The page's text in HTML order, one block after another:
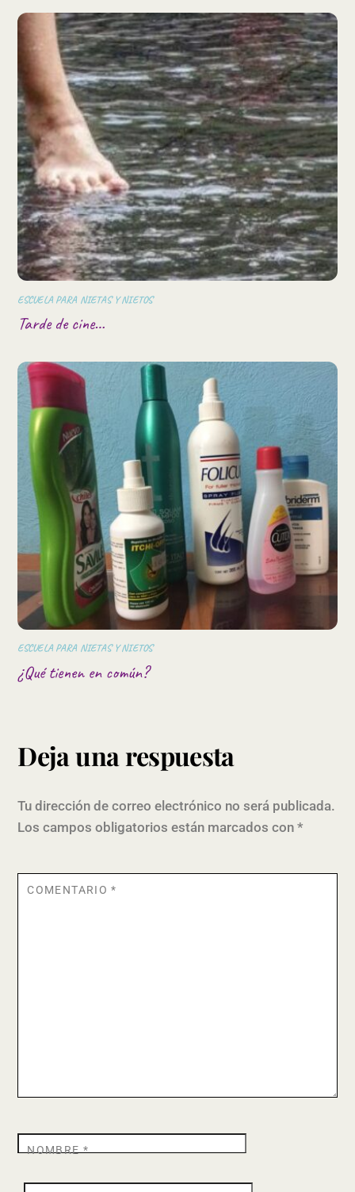
ESCUELA PARA NIETAS Y NIETOS
Tarde de cine…
ESCUELA PARA NIETAS Y NIETOS
¿Qué tienen en común?
Deja una respuesta
Tu dirección de correo electrónico no será publicada.
Los campos obligatorios están marcados con*
COMENTARIO*
NOMBRE*